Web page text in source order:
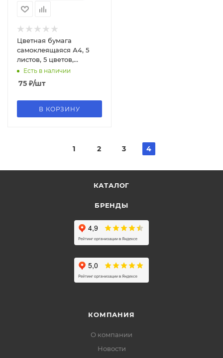
Цветная бумага
самоклеящаяся А4, 5
листов, 5 цветов,
Юландия, 129284
Есть в наличии
75 ₽/шт
В КОРЗИНУ
1 2 3 4
КАТАЛОГ
БРЕНДЫ
КОМПАНИЯ
О компании
Новости